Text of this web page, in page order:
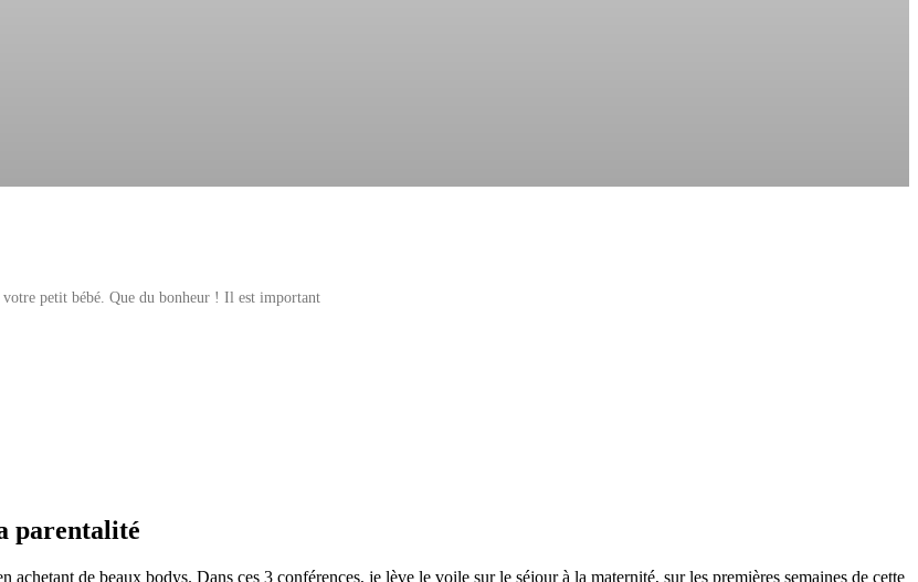
votre petit bébé. Que du bonheur ! Il est important
parentalité
achetant de beaux bodys. Dans ces 3 conférences, je lève le voile sur le séjour à la maternité, sur les premières semaines de cette